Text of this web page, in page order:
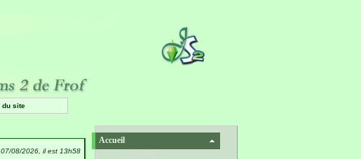
du site
Accueil
08/2026, il est 13h58